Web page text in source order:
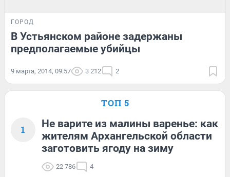
ГОРОД
В Устьянском районе задержаны
предполагаемые убийцы
9 марта, 2014, 09:57 3 212 2
ТОП 5
1
Не варите из малины варенье: как
жителям Архангельской области
заготовить ягоду на зиму
22 786 4